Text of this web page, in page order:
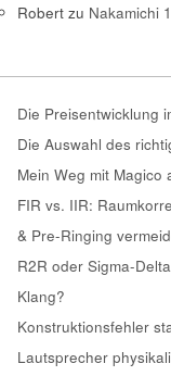
Robert zu Nakamichi
Die Preisentwicklung
Die Auswahl des
Mein Weg mit Magico
FIR vs. IIR:
& Pre-Ringing
R2R oder Sigma-
Klang?
Konstruktionsfehler
Lautsprecher